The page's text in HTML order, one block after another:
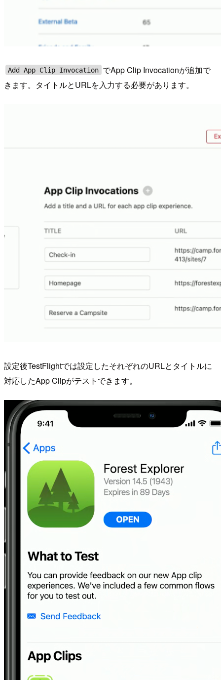
Add App Clip Invocation でApp Clip Invocationが追加で
きます。タイトルとURLを入力する必要があります。
設定後TestFlightでは設定したそれぞれのURLとタイトルに
対応したApp Clipがテストできます。